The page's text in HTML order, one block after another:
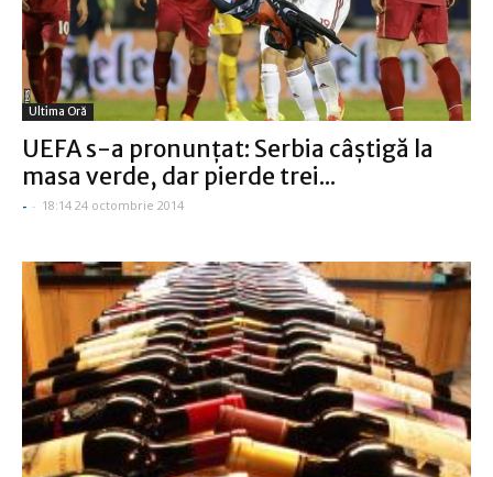
Ultima Oră
UEFA s-a pronunţat: Serbia câştigă la
masa verde, dar pierde trei...
- - 18:14 24 octombrie 2014